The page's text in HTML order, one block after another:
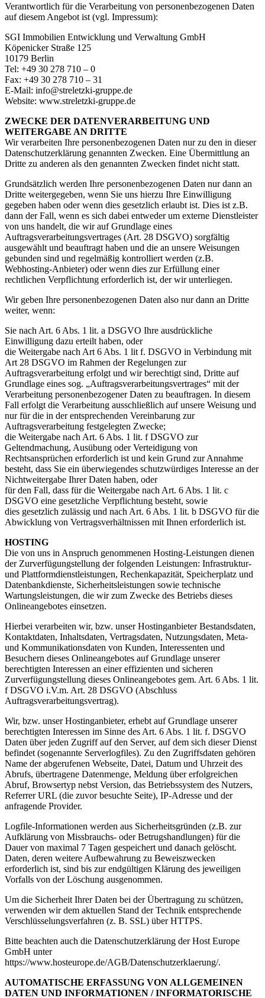
Verantwortlich für die Verarbeitung von personenbezogenen Daten
auf diesem Angebot ist (vgl. Impressum):
SGI Immobilien Entwicklung und Verwaltung GmbH
Köpenicker Straße 125
10179 Berlin
Tel: +49 30 278 710 – 0
Fax: +49 30 278 710 – 31
E-Mail: info@streletzki-gruppe.de
Website: www.streletzki-gruppe.de
ZWECKE DER DATENVERARBEITUNG UND
WEITERGABE AN DRITTE
Wir verarbeiten Ihre personenbezogenen Daten nur zu den in dieser
Datenschutzerklärung genannten Zwecken. Eine Übermittlung an
Dritte zu anderen als den genannten Zwecken findet nicht statt.
Grundsätzlich werden Ihre personenbezogenen Daten nur dann an
Dritte weitergegeben, wenn Sie uns hierzu Ihre Einwilligung
gegeben haben oder wenn dies gesetzlich erlaubt ist. Dies ist z.B.
dann der Fall, wenn es sich dabei entweder um externe Dienstleister
von uns handelt, die wir auf Grundlage eines
Auftragsverarbeitungsvertrages (Art. 28 DSGVO) sorgfältig
ausgewählt und beauftragt haben und die an unsere Weisungen
gebunden sind und regelmäßig kontrolliert werden (z.B.
Webhosting-Anbieter) oder wenn dies zur Erfüllung einer
rechtlichen Verpflichtung erforderlich ist, der wir unterliegen.
Wir geben Ihre personenbezogenen Daten also nur dann an Dritte
weiter, wenn:
Sie nach Art. 6 Abs. 1 lit. a DSGVO Ihre ausdrückliche
Einwilligung dazu erteilt haben, oder
die Weitergabe nach Art 6 Abs. 1 lit f. DSGVO in Verbindung mit
Art 28 DSGVO im Rahmen der Regelungen zur
Auftragsverarbeitung erfolgt und wir berechtigt sind, Dritte auf
Grundlage eines sog. „Auftragsverarbeitungsvertrages“ mit der
Verarbeitung personenbezogener Daten zu beauftragen. In diesem
Fall erfolgt die Verarbeitung ausschließlich auf unsere Weisung und
nur für die in der entsprechenden Vereinbarung zur
Auftragsverarbeitung festgelegten Zwecke;
die Weitergabe nach Art. 6 Abs. 1 lit. f DSGVO zur
Geltendmachung, Ausübung oder Verteidigung von
Rechtsansprüchen erforderlich ist und kein Grund zur Annahme
besteht, dass Sie ein überwiegendes schutzwürdiges Interesse an der
Nichtweitergabe Ihrer Daten haben, oder
für den Fall, dass für die Weitergabe nach Art. 6 Abs. 1 lit. c
DSGVO eine gesetzliche Verpflichtung besteht, sowie
dies gesetzlich zulässig und nach Art. 6 Abs. 1 lit. b DSGVO für die
Abwicklung von Vertragsverhältnissen mit Ihnen erforderlich ist.
HOSTING
Die von uns in Anspruch genommenen Hosting-Leistungen dienen
der Zurverfügungstellung der folgenden Leistungen: Infrastruktur-
und Plattformdienstleistungen, Rechenkapazität, Speicherplatz und
Datenbankdienste, Sicherheitsleistungen sowie technische
Wartungsleistungen, die wir zum Zwecke des Betriebs dieses
Onlineangebotes einsetzen.
Hierbei verarbeiten wir, bzw. unser Hostinganbieter Bestandsdaten,
Kontaktdaten, Inhaltsdaten, Vertragsdaten, Nutzungsdaten, Meta-
und Kommunikationsdaten von Kunden, Interessenten und
Besuchern dieses Onlineangebotes auf Grundlage unserer
berechtigten Interessen an einer effizienten und sicheren
Zurverfügungstellung dieses Onlineangebotes gem. Art. 6 Abs. 1 lit.
f DSGVO i.V.m. Art. 28 DSGVO (Abschluss
Auftragsverarbeitungsvertrag).
Wir, bzw. unser Hostinganbieter, erhebt auf Grundlage unserer
berechtigten Interessen im Sinne des Art. 6 Abs. 1 lit. f. DSGVO
Daten über jeden Zugriff auf den Server, auf dem sich dieser Dienst
befindet (sogenannte Serverlogfiles). Zu den Zugriffsdaten gehören
Name der abgerufenen Webseite, Datei, Datum und Uhrzeit des
Abrufs, übertragene Datenmenge, Meldung über erfolgreichen
Abruf, Browsertyp nebst Version, das Betriebssystem des Nutzers,
Referrer URL (die zuvor besuchte Seite), IP-Adresse und der
anfragende Provider.
Logfile-Informationen werden aus Sicherheitsgründen (z.B. zur
Aufklärung von Missbrauchs- oder Betrugshandlungen) für die
Dauer von maximal 7 Tagen gespeichert und danach gelöscht.
Daten, deren weitere Aufbewahrung zu Beweiszwecken
erforderlich ist, sind bis zur endgültigen Klärung des jeweiligen
Vorfalls von der Löschung ausgenommen.
Um die Sicherheit Ihrer Daten bei der Übertragung zu schützen,
verwenden wir dem aktuellen Stand der Technik entsprechende
Verschlüsselungsverfahren (z. B. SSL) über HTTPS.
Bitte beachten auch die Datenschutzerklärung der Host Europe
GmbH unter
https://www.hosteurope.de/AGB/Datenschutzerklaerung/.
AUTOMATISCHE ERFASSUNG VON ALLGEMEINEN
DATEN UND INFORMATIONEN / INFORMATORISCHE